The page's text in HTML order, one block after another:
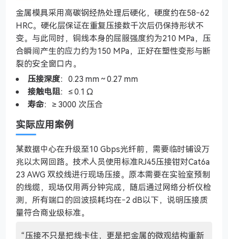
金属模具采用高碳钢经热处理后硬化，硬度约在58‑62
HRC。硬化层保证在重复压接数千次后仍保持形状不
变。与此同时，铜线本身的屈服强度约为210 MPa，压
合瞬间产生的应力约为150 MPa，正好在塑性变形与断
裂的安全窗口内。
压接深度：0.23 mm ~ 0.27 mm
接触电阻：≤ 0.1 Ω
寿命：≥ 3000 次压合
实际应用案例
某数据中心在升级至10 Gbps光纤前，需要临时铺设万
兆以太网回路。技术人员使用标准RJ45压接钳对Cat6a
23 AWG 双绞线进行现场压接。原本需要在实验室预制
的线缆，现场仅用两分钟完成，随后通过网络分析仪检
测，所有端口的回波损耗均在‑2 dB以下，说明压接质
量符合商业级标准。
“压接不只是把线卡住，更是把金属的微观结构重新